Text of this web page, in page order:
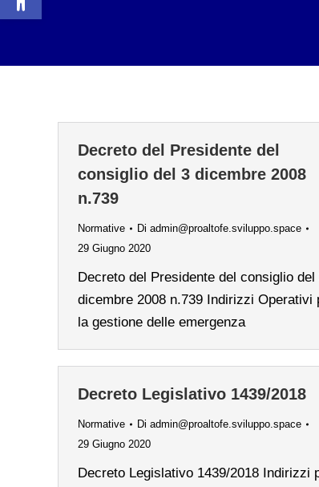
Decreto del Presidente del
consiglio del 3 dicembre 2008
n.739
Normative Di admin@proaltofe.sviluppo.space
29 Giugno 2020
Decreto del Presidente del consiglio del
dicembre 2008 n.739 Indirizzi Operativi
la gestione delle emergenza
Decreto Legislativo 1439/2018
Normative Di admin@proaltofe.sviluppo.space
29 Giugno 2020
Decreto Legislativo 1439/2018 Indirizzi